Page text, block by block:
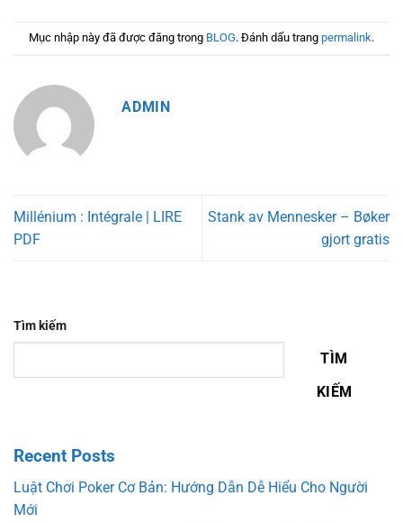
Mục nhập này đã được đăng trong BLOG. Đánh dấu trang permalink.
ADMIN
Millénium : Intégrale | LIRE
PDF
Stank av Mennesker – Bøker
gjort gratis
Tìm kiếm
TÌM
KIẾM
Recent Posts
Luật Chơi Poker Cơ Bản: Hướng Dẫn Dễ Hiểu Cho Người
Mới